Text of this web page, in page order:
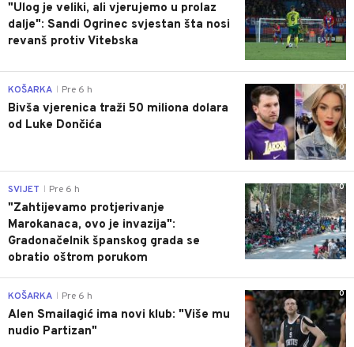
"Ulog je veliki, ali vjerujemo u prolaz
dalje": Sandi Ogrinec svjestan šta nosi
revanš protiv Vitebska
0
KOŠARKA Pre 6 h
Bivša vjerenica traži 50 miliona dolara
od Luke Dončića
0
SVIJET Pre 6 h
"Zahtijevamo protjerivanje
Marokanaca, ovo je invazija":
Gradonačelnik španskog grada se
obratio oštrom porukom
0
KOŠARKA Pre 6 h
Alen Smailagić ima novi klub: "Više mu
nudio Partizan"